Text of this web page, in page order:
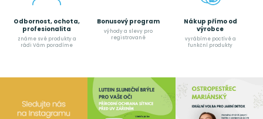
Odbornost, ochota,
profesionalita
známe své produkty a
rádi Vám poradíme
Bonusový program
výhody a slevy pro
registrované
Nákup přímo od
výrobce
vyrábíme poctívé a
funkční produkty